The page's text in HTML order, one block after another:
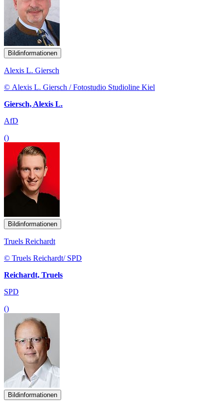
Bildinformationen
Alexis L. Giersch
© Alexis L. Giersch / Fotostudio Studioline Kiel
Giersch, Alexis L.
AfD
()
Bildinformationen
Truels Reichardt
© Truels Reichardt/ SPD
Reichardt, Truels
SPD
()
Bildinformationen